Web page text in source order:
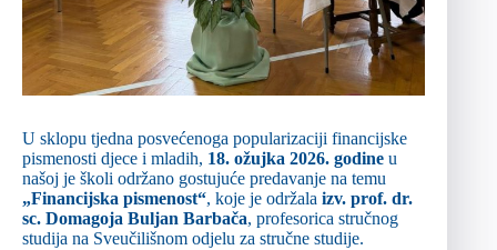
U sklopu tjedna posvećenoga popularizaciji financijske
pismenosti djece i mladih, 18. ožujka 2026. godine u
našoj je školi održano gostujuće predavanje na temu
„Financijska pismenost“, koje je održala izv. prof. dr.
sc. Domagoja Buljan Barbača, profesorica stručnog
studija na Sveučilišnom odjelu za stručne studije.